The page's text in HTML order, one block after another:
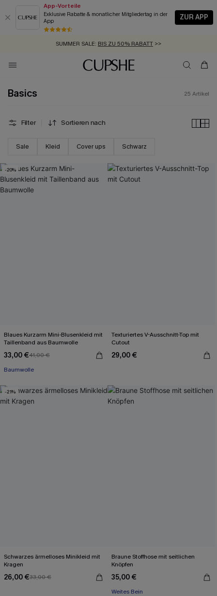
App-Vorteile
Exklusive Rabatte & monatlicher Mitgliedertag in der
App
ZUR APP
GRATIS MASSBAND MIT JEDEM SCHNELLVERSAND-ARTIKEL >>
SUMMER SALE: BIS ZU 50% RABATT >>
ZUM NEWSLETTER:BIS ZU -20% EXTRA ERHALTEN
KOSTENLOSER VERSAND AB 89 €
Basics 25 Artikel
Filter Sortieren nach
Sale Kleid Cover ups Schwarz
-20%
Blaues Kurzarm Mini-Blusenkleid mit
Taillenband aus Baumwolle
33,00 €41,00 €
Baumwolle
Texturiertes V-Ausschnitt-Top mit
Cutout
29,00 €
-21%
Schwarzes ärmelloses Minikleid mit
Kragen
26,00 €33,00 €
Braune Stoffhose mit seitlichen
Knöpfen
35,00 €
Weites Bein